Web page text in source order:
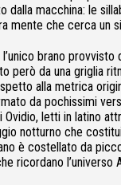
dalla macchina: le
mente che cerca un
brano provvisto
però da una griglia
alla metrica
da pochissimi
letti in latino
notturno che
è costellato da
ricordano l’universo